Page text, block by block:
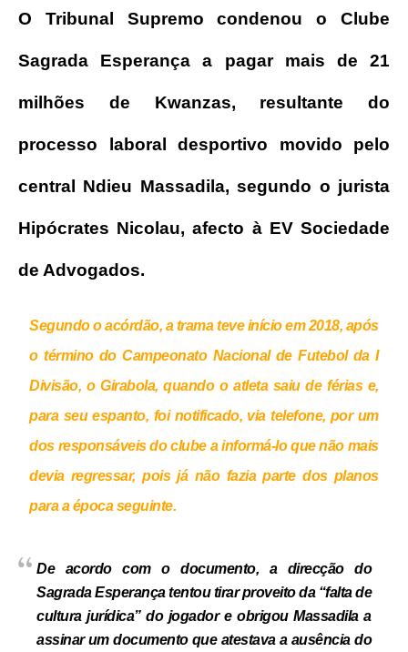
O Tribunal Supremo condenou o Clube
Sagrada Esperança a pagar mais de 21
milhões de Kwanzas, resultante do
processo laboral desportivo movido pelo
central Ndieu Massadila, segundo o jurista
Hipócrates Nicolau, afecto à EV Sociedade
de Advogados.
Segundo o acórdão, a trama teve início em 2018, após
o término do Campeonato Nacional de Futebol da I
Divisão, o Girabola, quando o atleta saiu de férias e,
para seu espanto, foi notificado, via telefone, por um
dos responsáveis do clube a informá-lo que não mais
devia regressar, pois já não fazia parte dos planos
para a época seguinte.
De acordo com o documento, a direcção do
Sagrada Esperança tentou tirar proveito da “falta de
cultura jurídica” do jogador e obrigou Massadila a
assinar um documento que atestava a ausência do